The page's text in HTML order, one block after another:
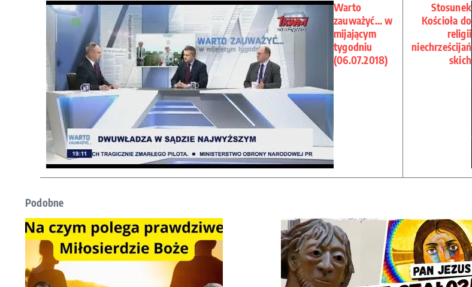
Warto
zauważyć… w
mijającym
tygodniu
(06.07.2018)
Stosunek
Kościoła do
religii
niechrześcijań
skich
Podobne